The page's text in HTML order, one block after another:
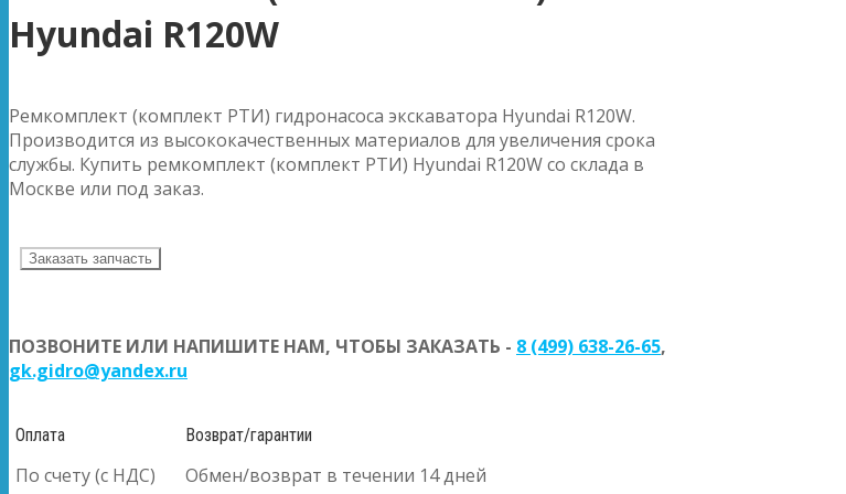
Hyundai R120W
Ремкомплект (комплект РТИ) гидронасоса экскаватора Hyundai R120W.
Производится из высококачественных материалов для увеличения срока
службы. Купить ремкомплект (комплект РТИ) Hyundai R120W со склада в
Москве или под заказ.
Заказать запчасть
ПОЗВОНИТЕ ИЛИ НАПИШИТЕ НАМ, ЧТОБЫ ЗАКАЗАТЬ - 8 (499) 638-26-65,
gk.gidro@yandex.ru
Оплата
По счету (с НДС)
Возврат/гарантии
Обмен/возврат в течении 14 дней